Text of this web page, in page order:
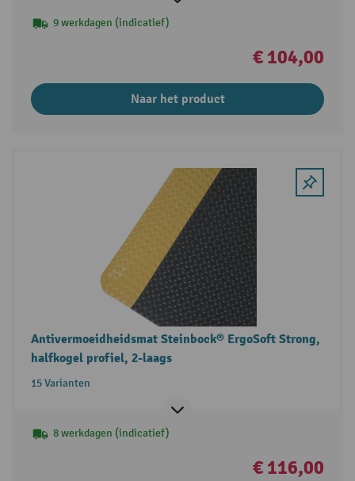
9 werkdagen (indicatief)
€ 104,00
Naar het product
Antivermoeidheidsmat Steinbock® ErgoSoft Strong,
halfkogel profiel, 2-laags
15 Varianten
8 werkdagen (indicatief)
€ 116,00